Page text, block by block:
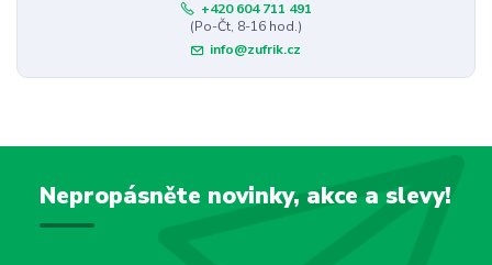
+420 604 711 491
(Po-Čt, 8-16 hod.)
info@zufrik.cz
Nepropásněte novinky, akce a slevy!